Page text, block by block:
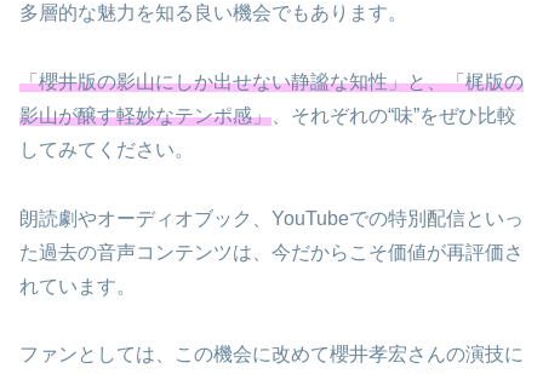
多層的な魅力を知る良い機会でもあります。
「櫻井版の影山にしか出せない静謐な知性」と、「梶版の
影山が醸す軽妙なテンポ感」 、それぞれの“味”をぜひ比較
してみてください。
朗読劇やオーディオブック、YouTubeでの特別配信といっ
た過去の音声コンテンツは、今だからこそ価値が再評価さ
れています。
ファンとしては、この機会に改めて櫻井孝宏さんの演技に